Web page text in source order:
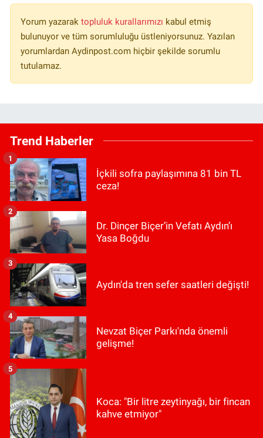
Yorum yazarak topluluk kurallarımızı kabul etmiş
bulunuyor ve tüm sorumluluğu üstleniyorsunuz. Yazılan
yorumlardan Aydinpost.com hiçbir şekilde sorumlu
tutulamaz.
Trend Haberler
İçkili sofra paylaşımına 81 bin TL
ceza!
1
Dr. Dinçer Biçer’in Vefatı Aydın’ı
Yasa Boğdu
2
Aydın'da tren sefer saatleri değişti!
3
Nevzat Biçer Parkı'nda önemli
gelişme!
4
Koca: "Bir litre zeytinyağı, bir fincan
kahve etmiyor"
5